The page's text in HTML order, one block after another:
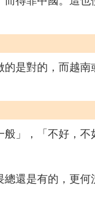
是對的，而越南
」，「不好，不
還是有的，更何